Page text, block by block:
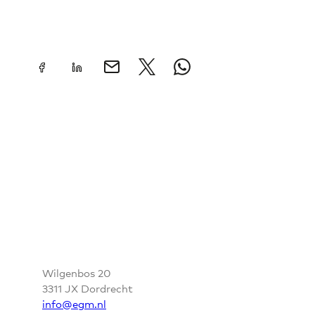
Wilgenbos 20
3311 JX Dordrecht
info@egm.nl